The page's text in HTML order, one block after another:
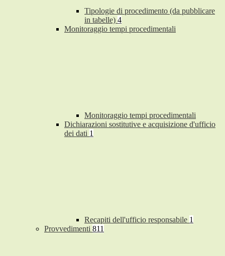
Tipologie di procedimento (da pubblicare
in tabelle) 4
Monitoraggio tempi procedimentali
Monitoraggio tempi procedimentali
Dichiarazioni sostitutive e acquisizione d'ufficio
dei dati 1
Recapiti dell'ufficio responsabile 1
Provvedimenti 811